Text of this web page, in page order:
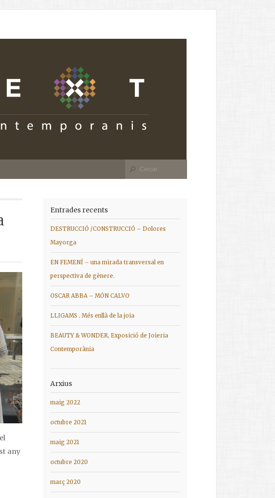
any
Entrades recents
DESTRUCCIÓ /CONSTRUCCIÓ – Dolores
Mayorga
EN FEMENÍ – una mirada transversal en
perspectiva de gènere.
OSCAR ABBA – MÓN CALVO
LLIGAMS . Més enllà de la joia
BEAUTY & WONDER, Exposició de Joieria
Contemporània
Arxius
maig 2022
octubre 2021
maig 2021
octubre 2020
març 2020